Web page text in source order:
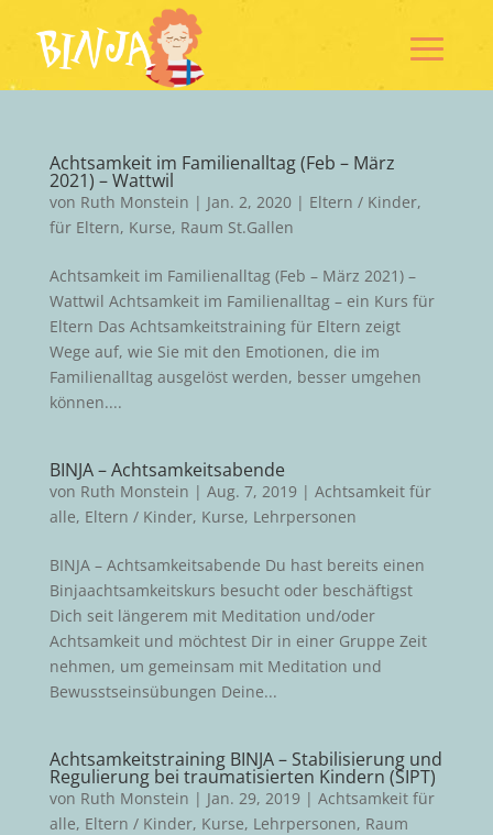
Achtsamkeit im Familienalltag (Feb – März
2021) – Wattwil
von Ruth Monstein | Jan. 2, 2020| Eltern / Kinder,
für Eltern, Kurse, Raum St.Gallen
Achtsamkeit im Familienalltag (Feb – März 2021) –
Wattwil Achtsamkeit im Familienalltag – ein Kurs für
Eltern Das Achtsamkeitstraining für Eltern zeigt
Wege auf, wie Sie mit den Emotionen, die im
Familienalltag ausgelöst werden, besser umgehen
können....
BINJA – Achtsamkeitsabende
von Ruth Monstein | Aug. 7, 2019| Achtsamkeit für
alle, Eltern / Kinder, Kurse, Lehrpersonen
BINJA – Achtsamkeitsabende Du hast bereits einen
Binjaachtsamkeitskurs besucht oder beschäftigst
Dich seit längerem mit Meditation und/oder
Achtsamkeit und möchtest Dir in einer Gruppe Zeit
nehmen, um gemeinsam mit Meditation und
Bewusstseinsübungen Deine...
Achtsamkeitstraining BINJA – Stabilisierung und
Regulierung bei traumatisierten Kindern (SIPT)
von Ruth Monstein | Jan. 29, 2019| Achtsamkeit für
alle, Eltern / Kinder, Kurse, Lehrpersonen, Raum